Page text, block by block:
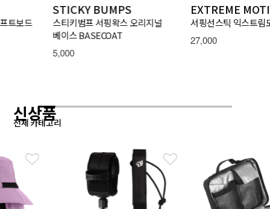
STICKY BUMPS
스티키범프 서핑왁스 오리지널
베이스 BASECOAT
EXTREME MOTION
서핑선스틱 익스트림모션 6종
신상품
전체 카테고리